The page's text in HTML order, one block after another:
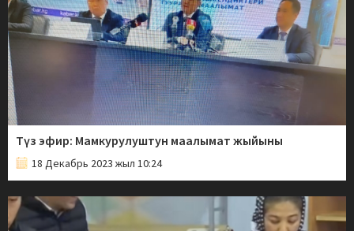
Түз эфир: Мамкурулуштун маалымат жыйыны
18 Декабрь 2023 жыл 10:24